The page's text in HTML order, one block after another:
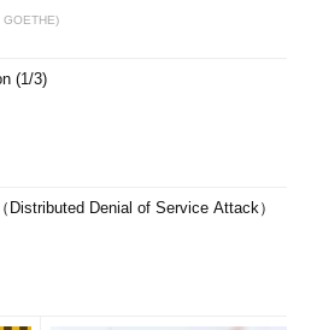
GOETHE)
(1/3)
Distributed Denial of Service Attack）